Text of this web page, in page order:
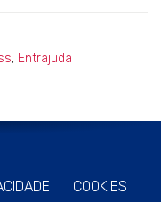
, Entrajuda
COOKIES